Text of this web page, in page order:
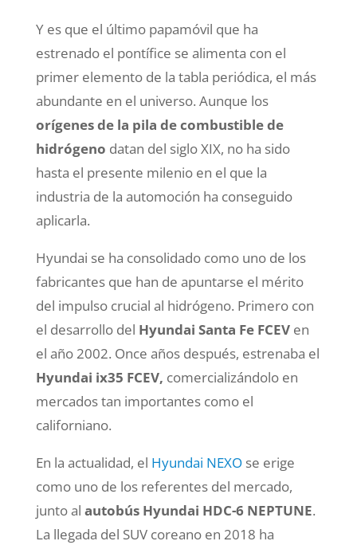
Y es que el último papamóvil que ha
estrenado el pontífice se alimenta con el
primer elemento de la tabla periódica, el más
abundante en el universo. Aunque los
orígenes de la pila de combustible de
hidrógeno datan del siglo XIX, no ha sido
hasta el presente milenio en el que la
industria de la automoción ha conseguido
aplicarla.
Hyundai se ha consolidado como uno de los
fabricantes que han de apuntarse el mérito
del impulso crucial al hidrógeno. Primero con
el desarrollo del Hyundai Santa Fe FCEVen
el año 2002. Once años después, estrenaba el
Hyundai ix35 FCEV, comercializándolo en
mercados tan importantes como el
californiano.
En la actualidad, el Hyundai NEXOse erige
como uno de los referentes del mercado,
junto al autobús Hyundai HDC-6 NEPTUNE.
La llegada del SUV coreano en 2018 ha